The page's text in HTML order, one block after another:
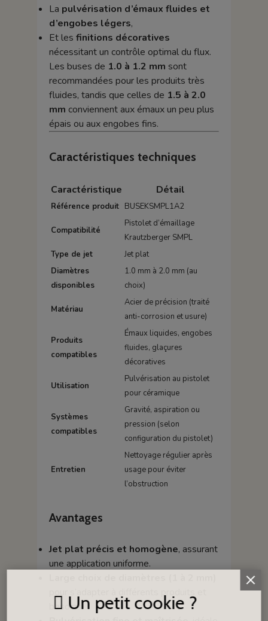
La pulvérisation d’émaux fluides et
d’engobes légers,
Et les finitions décoratives
nécessitant un contrôle optimal du flux.
Les buses de 1.0 à 1.2 mm sont
recommandées pour les produits très
fluides, tandis que celles de 1.5 à 2.0
mm conviennent aux émaux un peu plus
épais ou aux engobes fins.
Caractéristiques techniques
Caractéristique Détail
Référence produit BUSEKSMPL1A2
Compatibilité
Pistolet d’émaillage
Krautzberger SMPL
Type de jet
Jet plat
Diamètres
disponibles
1.0 mm à 2.0 mm (au
choix)
Matériau
Acier de précision (traité
anti-corrosion et usure)
Produits
compatibles
Émaux liquides, engobes
fluides, glaçures
décoratives
Utilisation
Pulvérisation au pistolet
pour céramique
Systèmes
compatibles
Gravité, aspiration ou
pression (selon
configuration du pistolet)
Entretien
Nettoyage régulier après
usage pour éviter
l’obstruction
Avantages
Jet plat précis et homogène, assurant
une application uniforme.
pour s’adapter à différents produits et
besoins.Un petit cookie ?